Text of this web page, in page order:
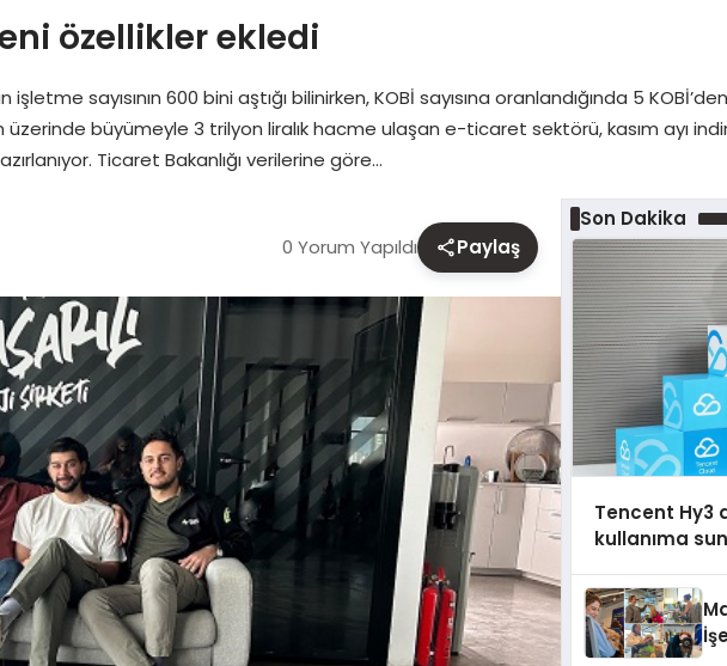
özellikler ekledi
sayısının 600 bini aştığı bilinirken, KOBİ sayısına oranlandığında 5
üzerinde büyümeyle 3 trilyon liralık hacme ulaşan e-ticaret sektörü, kasım ayı
Ticaret Bakanlığı verilerine göre…
0 Yorum Yapıldı Paylaş
Son Dakika
Tencent Hy3
kullanıma